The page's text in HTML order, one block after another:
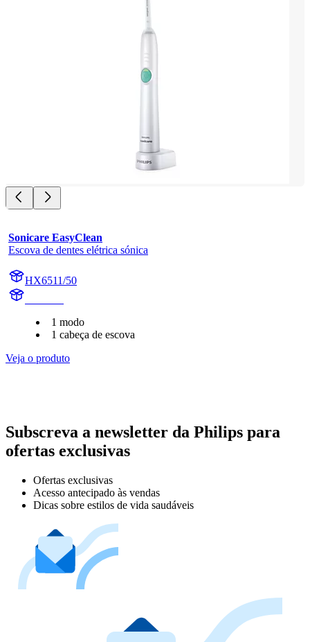
Sonicare EasyClean
Escova de dentes elétrica sónica
HX6511/50
1 modo
1 cabeça de escova
Veja o produto
Subscreva a newsletter da Philips para
ofertas exclusivas
Ofertas exclusivas
Acesso antecipado às vendas
Dicas sobre estilos de vida saudáveis